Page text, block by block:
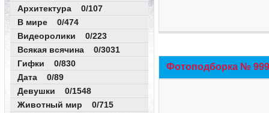
Архитектура 0/107
В мире 0/474
Видеоролики 0/223
Всякая всячина 0/3031
Гифки 0/830
Дата 0/89
Девушки 0/1548
Животный мир 0/715
Фотоподборка №